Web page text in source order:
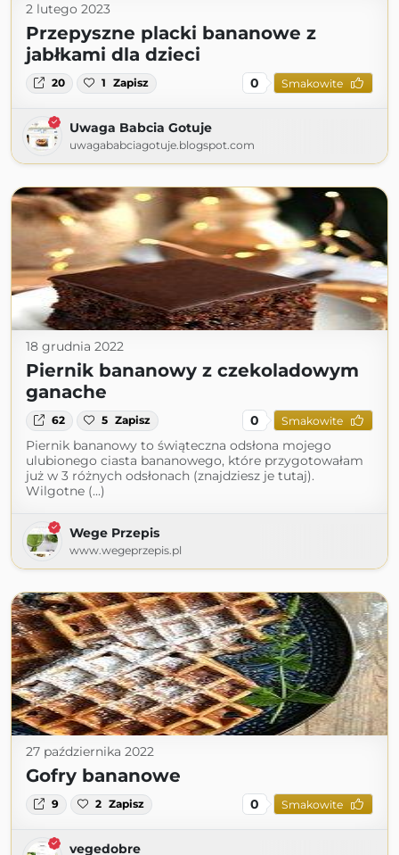
2 lutego 2023
Przepyszne placki bananowe z
jabłkami dla dzieci
20 1 Zapisz 0 Smakowite
Uwaga Babcia Gotuje
uwagababciagotuje.blogspot.com
18 grudnia 2022
Piernik bananowy z czekoladowym
ganache
62 5 Zapisz 0 Smakowite
Piernik bananowy to świąteczna odsłona mojego
ulubionego ciasta bananowego, które przygotowałam
już w 3 różnych odsłonach (znajdziesz je tutaj).
Wilgotne (...)
Wege Przepis
www.wegeprzepis.pl
27 października 2022
Gofry bananowe
9 2 Zapisz 0 Smakowite
vegedobre